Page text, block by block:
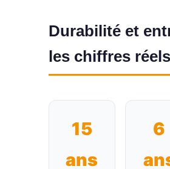
Durabilité et
les chiffres réels
15
ans
6